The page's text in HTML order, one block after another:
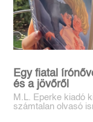
Egy fiatal
és a jövőről
M.L. Eperke kiadó
számtalan olvasó